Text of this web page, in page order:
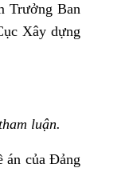
Trưởng Ban
Xây dựng
luận.
án của Đảng